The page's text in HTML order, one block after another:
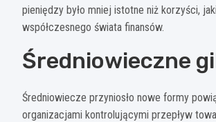
pieniędzy było mniej istotne niż korzyści,
współczesnego świata finansów.
Średniowieczne
Średniowiecze przyniosło nowe formy
organizacjami kontrolującymi przepływ